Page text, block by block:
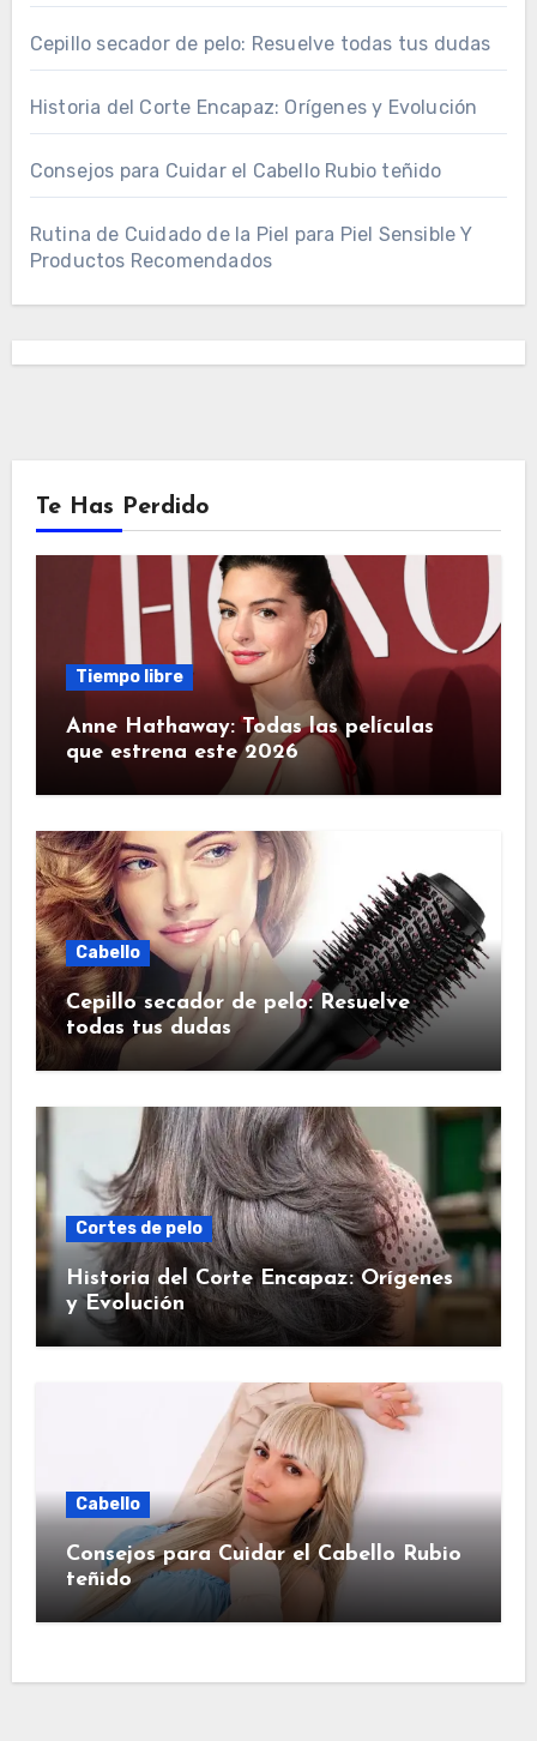
Cepillo secador de pelo: Resuelve todas tus dudas
Historia del Corte Encapaz: Orígenes y Evolución
Consejos para Cuidar el Cabello Rubio teñido
Rutina de Cuidado de la Piel para Piel Sensible Y
Productos Recomendados
Te Has Perdido
Tiempo libre
Anne Hathaway: Todas las películas
que estrena este 2026
Cabello
Cepillo secador de pelo: Resuelve
todas tus dudas
Cortes de pelo
Historia del Corte Encapaz: Orígenes
y Evolución
Cabello
Consejos para Cuidar el Cabello Rubio
teñido